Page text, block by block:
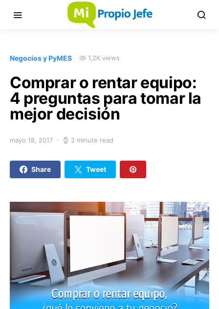
Negocios y PyMES 1,2K views
Comprar o rentar equipo:
4 preguntas para tomar la
mejor decisión
mayo 18, 2017 2 minute read
Share Tweet